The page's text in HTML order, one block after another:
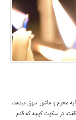
به محرم و عاشورا سوق میدهد.
شگفت. در سکوت کوچه که قدم